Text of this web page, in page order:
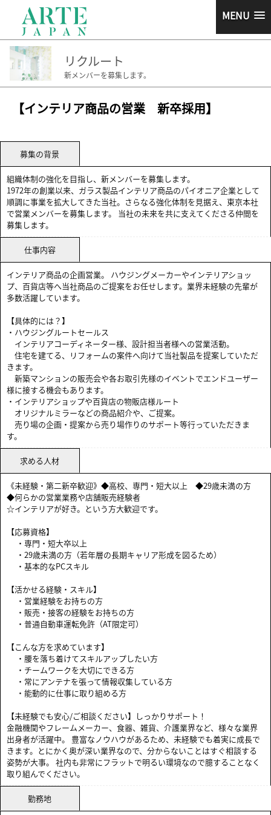
MENU
リクルート
新メンバーを募集します。
【インテリア商品の営業 新卒採用】
募集の背景
組織体制の強化を目指し、新メンバーを募集します。
1972年の創業以来、ガラス製品インテリア商品のパイオニア企業として
順調に事業を拡大してきた当社。さらなる強化体制を見据え、東京本社
で営業メンバーを募集します。 当社の未来を共に支えてくださる仲間を
募集します。
仕事内容
インテリア商品の企画営業。 ハウジングメーカーやインテリアショッ
プ、百貨店等へ当社商品のご提案をお任せします。業界未経験の先輩が
多数活躍しています。
【具体的には？】
・ハウジングルートセールス
インテリアコーディネーター様、設計担当者様への営業活動。
住宅を建てる、リフォームの案件へ向けて当社製品を提案していただ
きます。
新築マンションの販売会や各お取引先様のイベントでエンドユーザー
様に接する機会もあります。
・インテリアショップや百貨店の物販店様ルート
オリジナルミラーなどの商品紹介や、ご提案。
売り場の企画・提案から売り場作りのサポート等行っていただきま
す。
求める人材
《未経験・第二新卒歓迎》◆高校、専門・短大以上 ◆29歳未満の方
◆何らかの営業業務や店舗販売経験者
☆インテリアが好き。という方大歓迎です。
【応募資格】
・専門・短大卒以上
・29歳未満の方（若年層の長期キャリア形成を図るため）
・基本的なPCスキル
【活かせる経験・スキル】
・営業経験をお持ちの方
・販売・接客の経験をお持ちの方
・普通自動車運転免許（AT限定可）
【こんな方を求めています】
・腰を落ち着けてスキルアップしたい方
・チームワークを大切にできる方
・常にアンテナを張って情報収集している方
・能動的に仕事に取り組める方
【未経験でも安心/ご相談ください】しっかりサポート！
金融機関やフレームメーカー、食器、雑貨、介護業界など、様々な業界
出身者が活躍中。 豊富なノウハウがあるため、未経験でも着実に成長で
きます。とにかく奥が深い業界なので、分からないことはすぐ相談する
姿勢が大事。 社内も非常にフラットで明るい環境なので臆することなく
取り組んでください。
勤務地